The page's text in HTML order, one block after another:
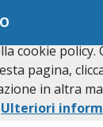
indietro
terzi da
al
cookie policy.
pagina,
in altra
Ulteriori